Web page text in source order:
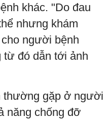
khác. "Do đau
nhưng khám
người bệnh
từ đó dẫn tới ảnh
thường gặp ở người
năng chống đỡ